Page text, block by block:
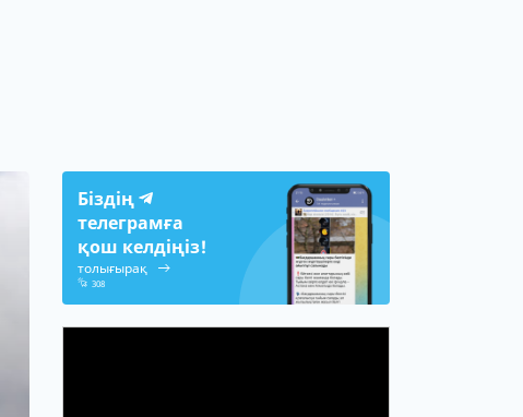
Біздің
телеграмға
қош келдіңіз!
толығырақ
308